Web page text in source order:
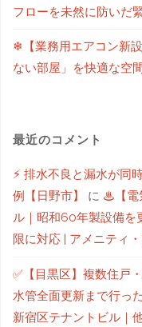
フローを未然に防いだ
❄【業務用エアコン新
ない部屋」を快適な空
最近のコメント
⚡ 排水不良と漏水が同
例【日野市】
に ♨【電
ル｜昭和60年製設備を
限に対応 | アメニティ
✅【目黒区】複数住戸
水管全面更新まで行っ
新宿区テナントビル｜